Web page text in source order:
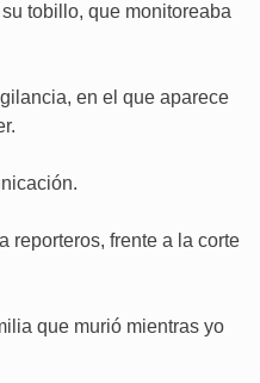
tobillo, que monitoreaba
en el que aparece
reporteros, frente a la corte
que murió mientras yo